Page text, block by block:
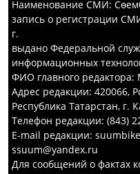
Наименование СМИ:
запись о регистрации
г.
выдано Федеральной
информационных
ФИО главного
Адрес редакции: 420066,
Республика Татарстан, г.
Телефон редакции: (843)
E-mail редакции:
ssuum@yandex.ru
Для сообщений о фактах